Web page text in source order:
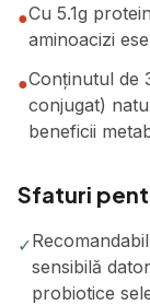
●Cu 5.1g
aminoacizi
●Conținutul de
conjugat)
beneficii
Sfaturi
✓
sensibilă
probiotice